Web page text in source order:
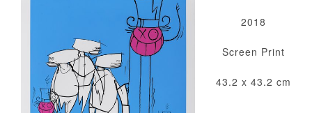
2018
Screen Print
43.2 x 43.2 cm